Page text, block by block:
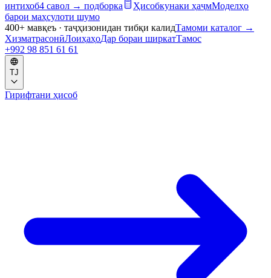
интихоб4 савол → подборка Ҳисобкунаки ҳаҷмМоделҳо
барои маҳсулоти шумо
400+ мавқеъ · таҷҳизонидан тибқи калидТамоми каталог →
ХизматрасонӣЛоиҳаҳоДар бораи ширкатТамос
+992 98 851 61 61
TJ
Гирифтани ҳисоб